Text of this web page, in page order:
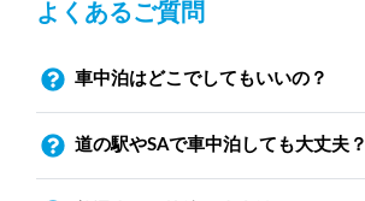
よくあるご質問
車中泊はどこでしてもいいの？
道の駅やSAで車中泊しても大丈夫？